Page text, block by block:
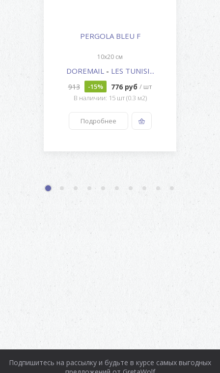
PERGOLA BLEU F
10x20 см
DOREMAIL - LES TUNISI...
913 -15% 776 руб / шт
В наличии: 15 шт (0.3 м2)
Подробнее
1 2 3 4 5 6 7 8 9 10
Подпишитесь на рассылку и будьте в курсе самых выгодных